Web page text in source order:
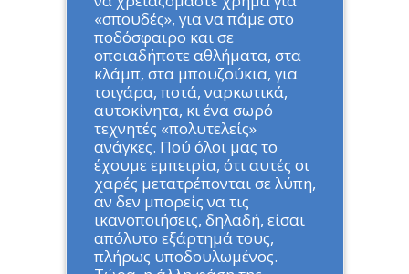
«σπουδές», για να πάμε στο
ποδόσφαιρο και σε
οποιαδήποτε αθλήματα, στα
κλάμπ, στα μπουζούκια, για
τσιγάρα, ποτά, ναρκωτικά,
αυτοκίνητα, κι ένα σωρό
τεχνητές «πολυτελείς»
ανάγκες. Πού όλοι μας το
έχουμε εμπειρία, ότι αυτές οι
χαρές μετατρέπονται σε λύπη,
αν δεν μπορείς να τις
ικανοποιήσεις, δηλαδή, είσαι
απόλυτο εξάρτημά τους,
πλήρως υποδουλωμένος.